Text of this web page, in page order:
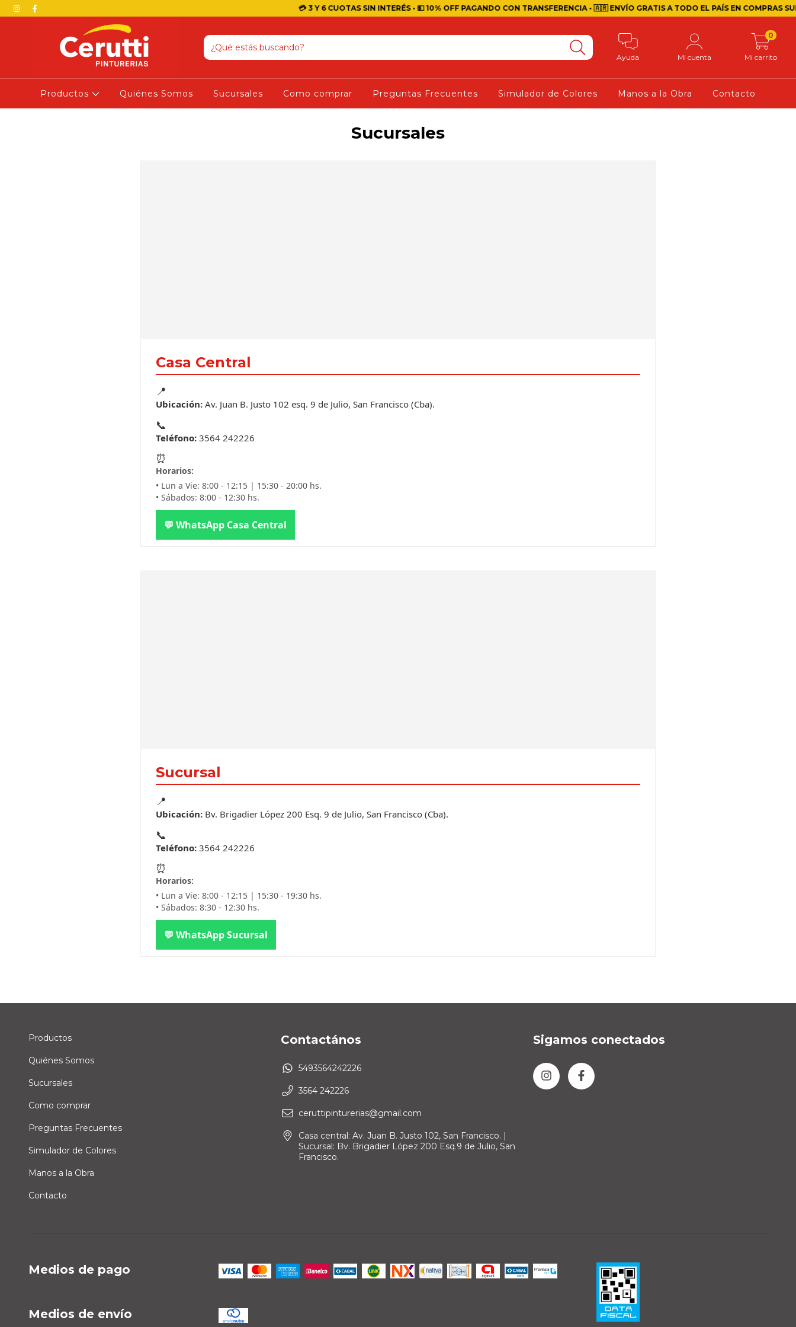
💳 3 Y 6 CUOTAS SIN INTERÉS • 💵 10% OFF PAGANDO CON TRANSFERENCIA • 🇦🇷 ENVÍO GRATIS A TODO EL PAÍS EN COMPRAS
Ayuda Mi cuenta Mi carrito
0
Productos Quiénes Somos Sucursales Como comprar Preguntas Frecuentes Simulador de Colores Manos a la Obra Contacto
Sucursales
Casa Central
📍
Ubicación: Av. Juan B. Justo 102 esq. 9 de Julio, San Francisco (Cba).
📞
Teléfono: 3564 242226
⏰
Horarios:
• Lun a Vie: 8:00 - 12:15 | 15:30 - 20:00 hs.
• Sábados: 8:00 - 12:30 hs.
💬 WhatsApp Casa Central
Sucursal
📍
Ubicación: Bv. Brigadier López 200 Esq. 9 de Julio, San Francisco (Cba).
📞
Teléfono: 3564 242226
⏰
Horarios:
• Lun a Vie: 8:00 - 12:15 | 15:30 - 19:30 hs.
• Sábados: 8:30 - 12:30 hs.
💬 WhatsApp Sucursal
Productos
Quiénes Somos
Sucursales
Como comprar
Preguntas Frecuentes
Simulador de Colores
Manos a la Obra
Contacto
Contactános
5493564242226
3564 242226
ceruttipinturerias@gmail.com
Casa central: Av. Juan B. Justo 102, San Francisco. |
Sucursal: Bv. Brigadier López 200 Esq.9 de Julio, San
Francisco.
Sigamos conectados
Medios de pago
Medios de envío